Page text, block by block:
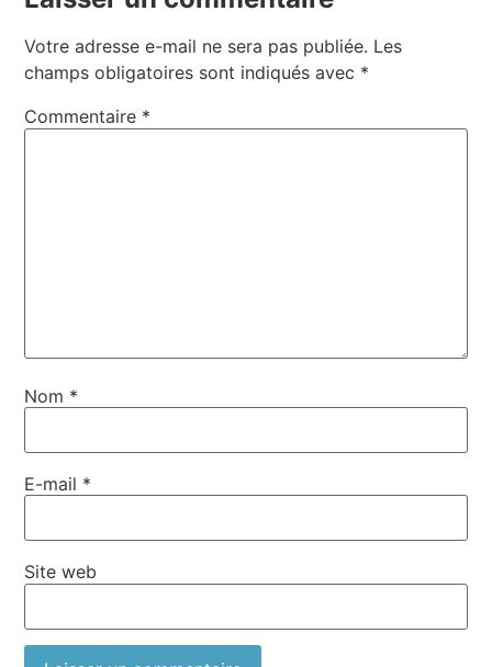
Votre adresse e-mail ne sera pas publiée. Les
champs obligatoires sont indiqués avec *
Commentaire *
Nom *
E-mail *
Site web